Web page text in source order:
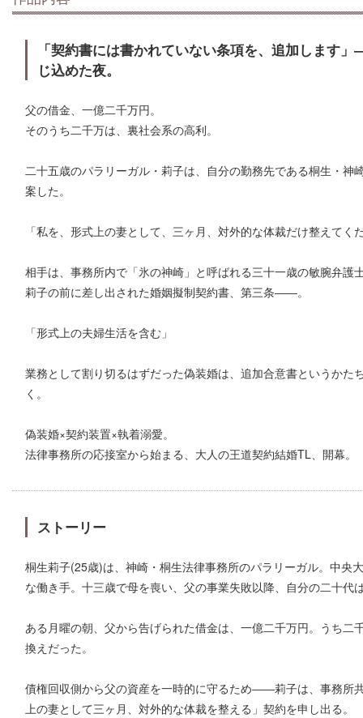
「契約書には書かれていない条項を、追加します
じ込めた夜。
父の借金、一億二千万円。
そのうち二千万は、裏社会系の高利。
二十五歳のパラリーガル・莉子は、自分の勤務先である桐生・
案した。
「私を、形式上の妻として、三ヶ月、対外的な体裁だけ整えてく
相手は、事務所内で「氷の神崎」と呼ばれる三十一歳の敏腕弁護
莉子の前に差し出された婚姻擬制契約書、第三条――。
「形式上の夫婦生活を含む」
業務として割り切るはずだった偽装婚は、追加合意書というかた
く。
偽装婚×契約装置×執着溺愛。
法律事務所の応接室から始まる、大人の王道契約結婚TL、開幕。
ストーリー
桐生莉子(25歳)は、神崎・桐生法律事務所のパラリーガル。中央
な働き手。十三歳で母を喪い、父の事業失敗以降、自分の二十代
ある月曜の朝、父から告げられた借金は、一億二千万円。うち
換えだった。
債権回収側から父の資産を一時的に守るため――莉子は、事務所
上の妻として三ヶ月、対外的な体裁を整える」契約を申し出る。